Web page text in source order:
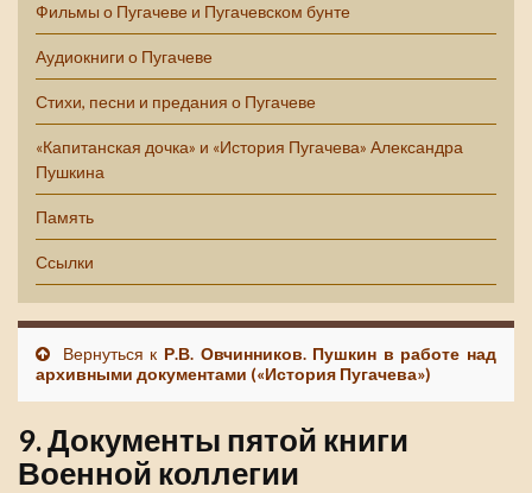
Фильмы о Пугачеве и Пугачевском бунте
Аудиокниги о Пугачеве
Стихи, песни и предания о Пугачеве
«Капитанская дочка» и «История Пугачева» Александра
Пушкина
Память
Ссылки
Вернуться к Р.В. Овчинников. Пушкин в работе над
архивными документами («История Пугачева»)
9. Документы пятой книги
Военной коллегии